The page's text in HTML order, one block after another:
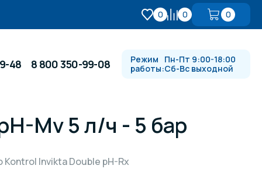
0 0 0
Противотоки и гидромассажи
Автоматика и
48 8 800 350-99-08
Режим
работы:
Пн-Пт 9:00-18:00
Сб-Вс выходной
Mv 5 л/ч - 5 бар
Invikta Double pH-Rx